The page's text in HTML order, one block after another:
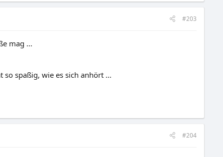
#203
mag ...
spaßig, wie es sich anhört ...
#204